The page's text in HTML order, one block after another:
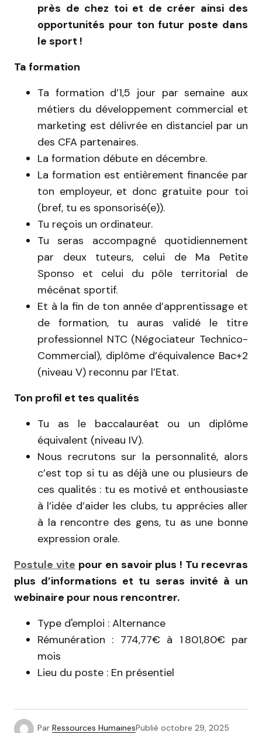
près de chez toi et de créer ainsi des
opportunités pour ton futur poste dans
le sport !
Ta formation
Ta formation d’1,5 jour par semaine aux
métiers du développement commercial et
marketing est délivrée en distanciel par un
des CFA partenaires.
La formation débute en décembre.
La formation est entièrement financée par
ton employeur, et donc gratuite pour toi
(bref, tu es sponsorisé(e)).
Tu reçois un ordinateur.
Tu seras accompagné quotidiennement
par deux tuteurs, celui de Ma Petite
Sponso et celui du pôle territorial de
mécénat sportif.
Et à la fin de ton année d’apprentissage et
de formation, tu auras validé le titre
professionnel NTC (Négociateur Technico-
Commercial), diplôme d’équivalence Bac+2
(niveau V) reconnu par l’Etat.
Ton profil et tes qualités
Tu as le baccalauréat ou un diplôme
équivalent (niveau IV).
Nous recrutons sur la personnalité, alors
c’est top si tu as déjà une ou plusieurs de
ces qualités : tu es motivé et enthousiaste
à l’idée d’aider les clubs, tu apprécies aller
à la rencontre des gens, tu as une bonne
expression orale.
Postule vite pour en savoir plus ! Tu recevras
plus d’informations et tu seras invité à un
webinaire pour nous rencontrer.
Type d'emploi : Alternance
Rémunération : 774,77€ à 1 801,80€ par
mois
Lieu du poste : En présentiel
Par Ressources HumainesPublié octobre 29, 2025